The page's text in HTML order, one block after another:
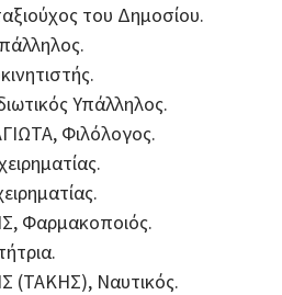
του Δημοσίου.
Υπάλληλος.
Φιλόλογος.
Φαρμακοποιός.
(ΤΑΚΗΣ), Ναυτικός.